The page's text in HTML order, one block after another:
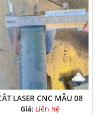
LASER CNC MẪU 08
Giá: Liên hệ